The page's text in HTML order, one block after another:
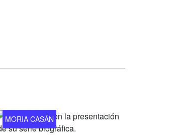
MORIA CASÁN